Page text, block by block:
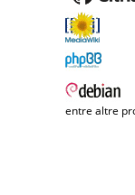
entre altre